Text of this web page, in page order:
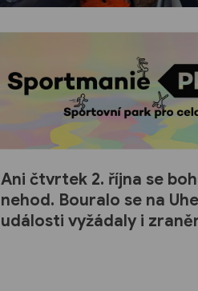
Ani čtvrtek 2. října se
nehod. Bouralo se na
události vyžádaly i